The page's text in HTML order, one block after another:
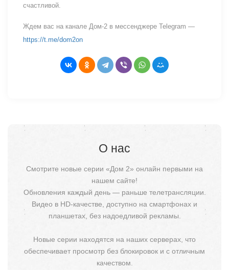
счастливой.
Ждем вас на канале Дом-2 в мессенджере Telegram —
https://t.me/dom2on
О нас
Смотрите новые серии «Дом 2» онлайн первыми на
нашем сайте!
Обновления каждый день — раньше телетрансляции.
Видео в HD-качестве, доступно на смартфонах и
планшетах, без надоедливой рекламы.
Новые серии находятся на наших серверах, что
обеспечивает просмотр без блокировок и с отличным
качеством.